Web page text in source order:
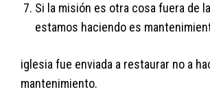
Si la misión es otra cosa fuera de
estamos haciendo es
iglesia fue enviada a restaurar no a
mantenimiento.